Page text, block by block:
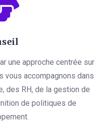
une approche centrée sur
vous accompagnons dans
des RH, de la gestion de
de politiques de